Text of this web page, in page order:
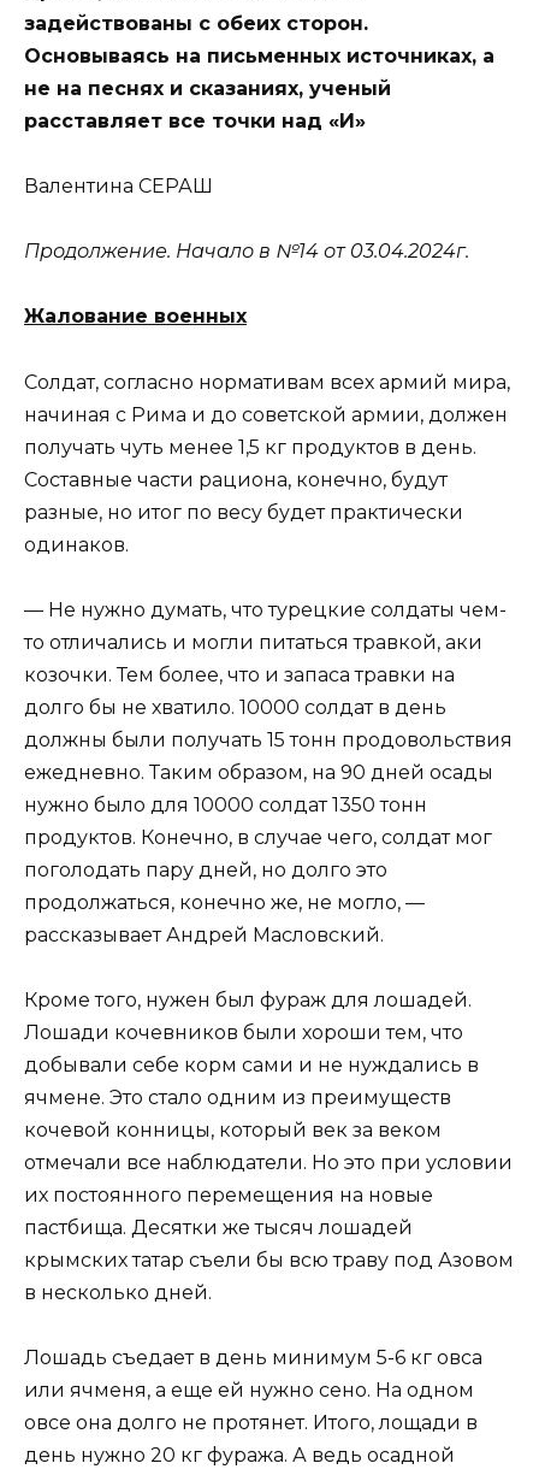
задействованы с обеих сторон.
Основываясь на письменных источниках, а
не на песнях и сказаниях, ученый
расставляет все точки над «И»
Валентина СЕРАШ
Продолжение. Начало в №14 от 03.04.2024г.
Жалование военных
Солдат, согласно нормативам всех армий мира,
начиная с Рима и до советской армии, должен
получать чуть менее 1,5 кг продуктов в день.
Составные части рациона, конечно, будут
разные, но итог по весу будет практически
одинаков.
— Не нужно думать, что турецкие солдаты чем-
то отличались и могли питаться травкой, аки
козочки. Тем более, что и запаса травки на
долго бы не хватило. 10000 солдат в день
должны были получать 15 тонн продовольствия
ежедневно. Таким образом, на 90 дней осады
нужно было для 10000 солдат 1350 тонн
продуктов. Конечно, в случае чего, солдат мог
поголодать пару дней, но долго это
продолжаться, конечно же, не могло, —
рассказывает Андрей Масловский.
Кроме того, нужен был фураж для лошадей.
Лошади кочевников были хороши тем, что
добывали себе корм сами и не нуждались в
ячмене. Это стало одним из преимуществ
кочевой конницы, который век за веком
отмечали все наблюдатели. Но это при условии
их постоянного перемещения на новые
пастбища. Десятки же тысяч лошадей
крымских татар съели бы всю траву под Азовом
в несколько дней.
Лошадь съедает в день минимум 5-6 кг овса
или ячменя, а еще ей нужно сено. На одном
овсе она долго не протянет. Итого, лощади в
день нужно 20 кг фуража. А ведь осадной